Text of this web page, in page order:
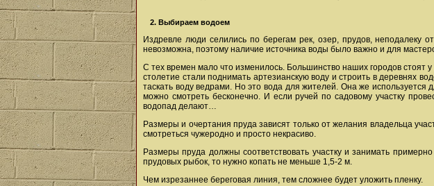
2. Выбираем водоем
Издревле люди селились по берегам рек, озер, прудов,
невозможна, поэтому наличие источника воды было важно и для
С тех времен мало что изменилось. Большинство наших городов стоят
столетие стали поднимать артезианскую воду и строить в деревнях
таскать воду ведрами. Но это вода для жителей. Она же
можно смотреть бесконечно. И если ручей по садовому участку
водопад делают…
Размеры и очертания пруда зависят только от желания владельца
смотреться чужеродно и просто некрасиво.
Размеры пруда должны соответствовать участку и занимать
прудовых рыбок, то нужно копать не меньше 1,5-2 м.
Чем изрезаннее береговая линия, тем сложнее будет уложить пленку.